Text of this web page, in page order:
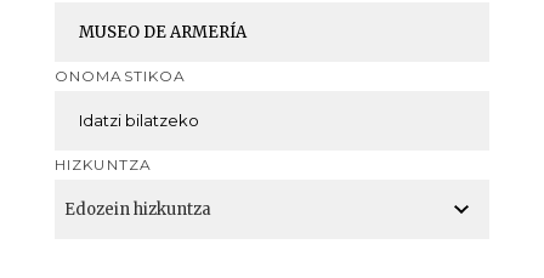
ONOMASTIKOA
HIZKUNTZA